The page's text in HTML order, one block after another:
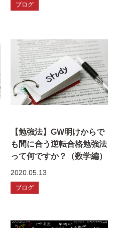
ブログ
【勉強法】GW明けからで
も間に合う逆転合格勉強法
って何ですか？（数学編）
2020.05.13
ブログ